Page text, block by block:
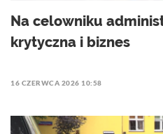
Na celowniku
krytyczna i biznes
16 CZERWCA 2026 10:58